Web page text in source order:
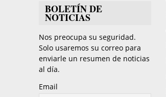
BOLETÍN DE
NOTICIAS
Nos preocupa su seguridad.
Solo usaremos su correo para
enviarle un resumen de noticias
al día.
Email